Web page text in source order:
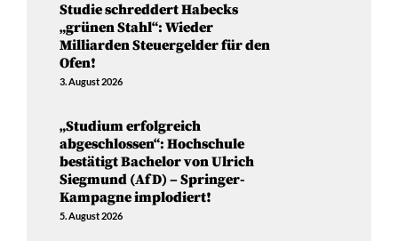
Studie schreddert Habecks
„grünen Stahl“: Wieder
Milliarden Steuergelder für den
Ofen!
3. August 2026
„Studium erfolgreich
abgeschlossen“: Hochschule
bestätigt Bachelor von Ulrich
Siegmund (AfD) – Springer-
Kampagne implodiert!
5. August 2026